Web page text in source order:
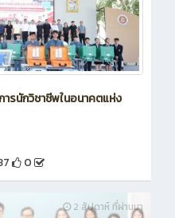
รนักวิชาชีพในอนาคตแห่ง
0
2 สัปดาห์ ที่ผ่านมา